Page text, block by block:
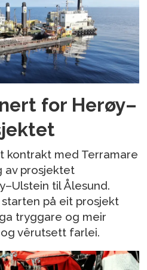
for Herøy–
kontrakt med Terramare
av prosjektet
til Ålesund.
på eit prosjekt
tryggare og meir
vêrutsett farlei.